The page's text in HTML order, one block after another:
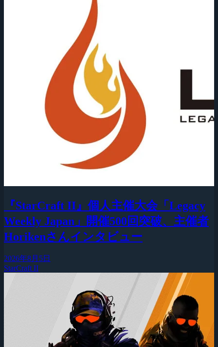
『StarCraft II』個人主催大会「Legacy
Weekly Japan」開催500回突破、主催者
Horikenさんインタビュー
2026年8月5日
StarCraft II